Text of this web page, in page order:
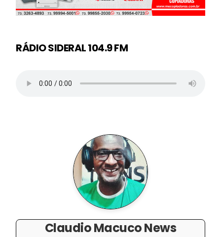
RÁDIO SIDERAL 104.9 FM
Claudio Macuco News